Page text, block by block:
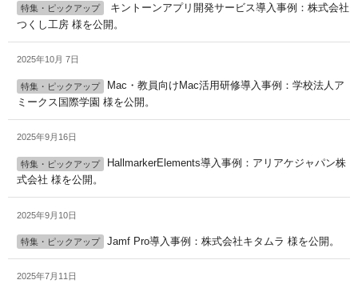
特集・ピックアップ
キントーンアプリ開発サービス導入事例：株式会社
つくし工房 様を公開。
2025年10月 7日
特集・ピックアップ
Mac・教員向けMac活用研修導入事例：学校法人ア
ミークス国際学園 様を公開。
2025年9月16日
特集・ピックアップ
HallmarkerElements導入事例：アリアケジャパン株
式会社 様を公開。
2025年9月10日
特集・ピックアップ Jamf Pro導入事例：株式会社キタムラ 様を公開。
2025年7月11日